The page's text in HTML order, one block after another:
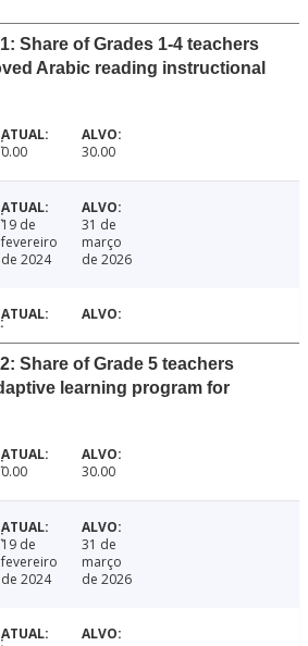
Share of Grades 1-4 teachers
Arabic reading instructional
0.00 30.00
19 de
fevereiro
de 2024
31 de
março
de 2026
Share of Grade 5 teachers
learning program for
0.00 30.00
19 de
fevereiro
de 2024
31 de
março
de 2026